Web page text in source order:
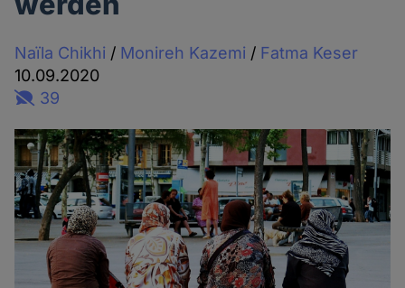
Naïla Chikhi / Monireh Kazemi / Fatma Keser
10.09.2020
39